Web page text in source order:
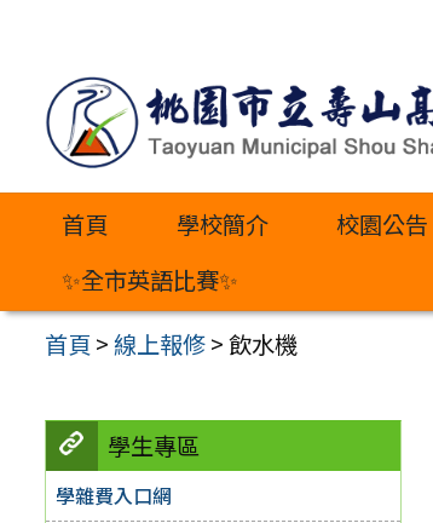
內
首頁 學校簡介 校園公告
✨全市英語比賽✨
首頁 >線上報修>飲水機
學生專區
學雜費入口網